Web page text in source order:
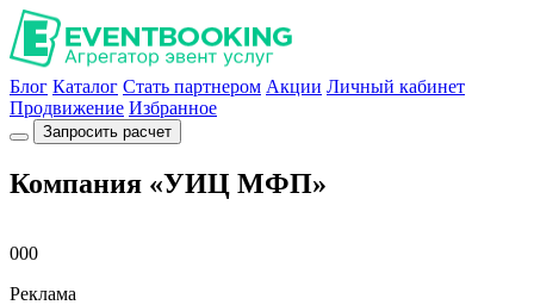
Блог Каталог Стать партнером Акции Личный кабинет
Продвижение Избранное
Запросить расчет
Компания «УИЦ МФП»
000
Реклама